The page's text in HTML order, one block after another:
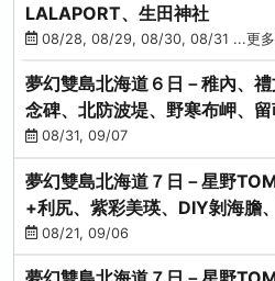
LALAPORT、生田神社
08/28, 08/29, 08/30, 08/31 ...更多
夢幻雙島北海道６日－稚內、
念碑、北防波堤、野寒布岬、
08/31, 09/07
夢幻雙島北海道７日－星野
+利尻、紫彩美瑛、DIY剝海膽
蟹吃到飽
08/21, 09/06